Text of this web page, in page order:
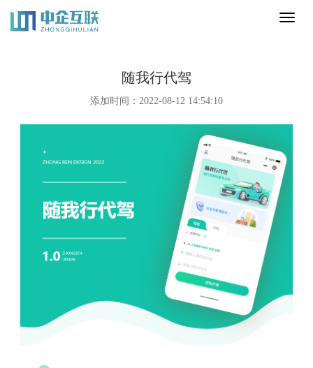
Toggle
随我行代驾
添加时间：2022-08-12 14:54:10